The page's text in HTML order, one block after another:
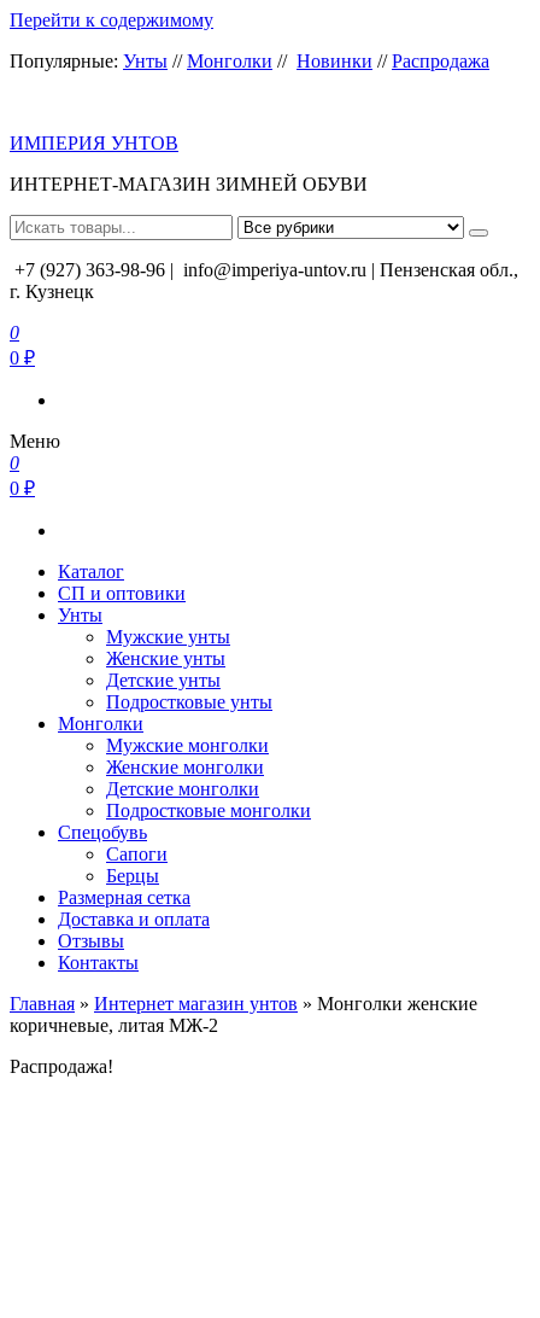
Перейти к содержимому
Популярные: Унты //Монголки // Новинки //Распродажа
ИМПЕРИЯ УНТОВ
ИНТЕРНЕТ-МАГАЗИН ЗИМНЕЙ ОБУВИ
+7 (927) 363-98-96 | info@imperiya-untov.ru | Пензенская обл.,
г. Кузнецк
0
0 ₽
Меню
0
0 ₽
Каталог
СП и оптовики
Унты
Мужские унты
Женские унты
Детские унты
Подростковые унты
Монголки
Мужские монголки
Женские монголки
Детские монголки
Подростковые монголки
Спецобувь
Сапоги
Берцы
Размерная сетка
Доставка и оплата
Отзывы
Контакты
Главная » Интернет магазин унтов » Монголки женские
коричневые, литая МЖ-2
Распродажа!